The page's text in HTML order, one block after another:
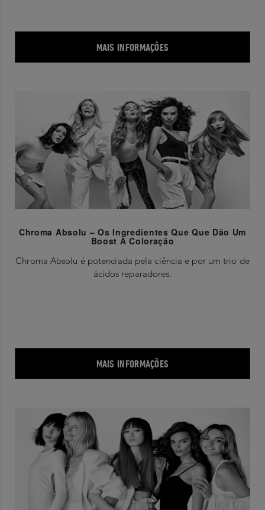
MAIS INFORMAÇÕES
Chroma Absolu – Os Ingredientes Que Que Dão Um
Boost À Coloração
Chroma Absolu é potenciada pela ciência e por um trio de
ácidos reparadores.
MAIS INFORMAÇÕES